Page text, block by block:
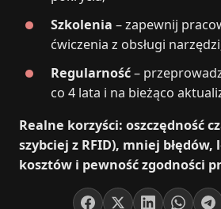
Szkolenia – zapewnij
ćwiczenia z obsługi
Regularność–
co 4 lata i na bieżąco
Realne korzyści: oszczędność
szybciej z RFID), mniej
kosztów i pewność zgodności